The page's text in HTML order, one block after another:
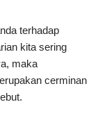
terhadap
kita sering
maka
cerminan